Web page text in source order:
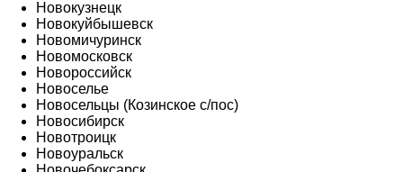
Новокузнецк
Новокуйбышевск
Новомичуринск
Новомосковск
Новороссийск
Новоселье
Новосельцы (Козинское с/пос)
Новосибирск
Новотроицк
Новоуральск